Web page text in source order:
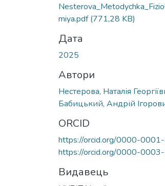
miya.pdf(771,28 KB)
Дата
2025
Автори
Нестерова, Наталія
Бабицький, Андрій
ORCID
https://orcid.org/0000-
https://orcid.org/0000-
Видавець